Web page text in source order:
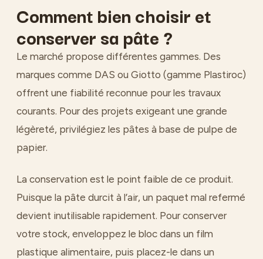
Comment bien choisir et
conserver sa pâte ?
Le marché propose différentes gammes. Des
marques comme DAS ou Giotto (gamme Plastiroc)
offrent une fiabilité reconnue pour les travaux
courants. Pour des projets exigeant une grande
légèreté, privilégiez les pâtes à base de pulpe de
papier.
La conservation est le point faible de ce produit.
Puisque la pâte durcit à l’air, un paquet mal refermé
devient inutilisable rapidement. Pour conserver
votre stock, enveloppez le bloc dans un film
plastique alimentaire, puis placez-le dans un